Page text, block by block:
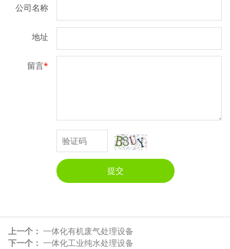
公司名称
地址
留言*
提交
上一个： 一体化有机废气处理设备
下一个： 一体化工业纯水处理设备